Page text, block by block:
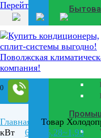
Перейти к содержанию
0
Главная
Товар
кВт
6,15~5,28~1,93